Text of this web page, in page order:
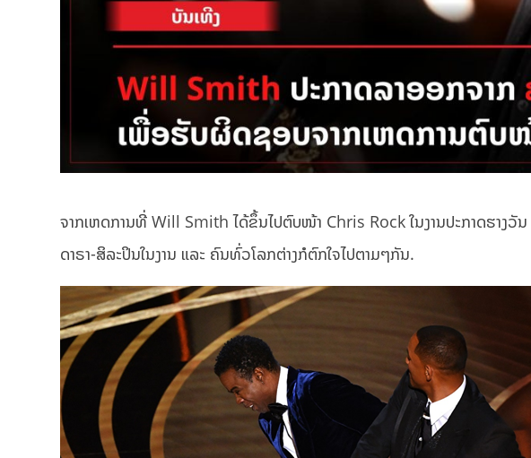
ຈາກເຫດການທີ່ Will Smith ໄດ້ຂຶ້ນໄປຕົບໜ້າ Chris Rock ໃນງານປະກາດຮາງ
ດາຣາ-ສິລະປິນໃນງານ ແລະ ຄົນທົ່ວໂລກຕ່າງກໍຕົກໃຈໄປຕາມໆກັນ.